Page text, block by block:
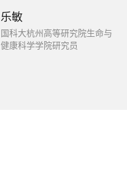
乐敏
国科大杭州高等研究院生命与
健康科学学院研究员